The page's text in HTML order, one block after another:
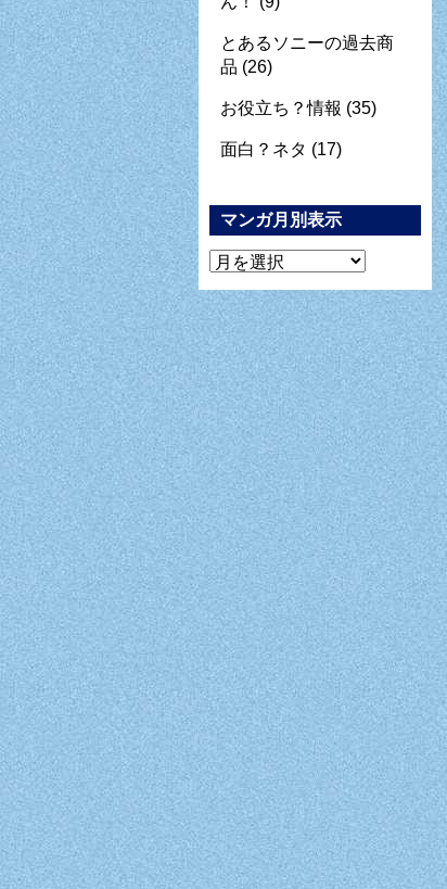
とあるソニーの過去商
品 (26)
お役立ち？情報 (35)
面白？ネタ (17)
マンガ月別表示
マ
ン
ガ
月
別
表
示